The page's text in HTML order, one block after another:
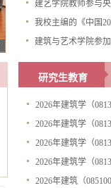
建艺学院教师参与
我校主编的《中国
建筑与艺术学院参
研究生教育
2026年建筑学（
2026年建筑学（
2026年建筑学（
2026年建筑学（
2026年建筑（